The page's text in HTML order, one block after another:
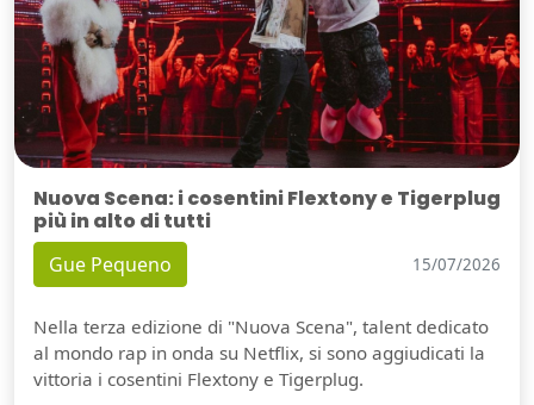
Nuova Scena: i cosentini Flextony e Tigerplug
più in alto di tutti
Gue Pequeno 15/07/2026
Nella terza edizione di "Nuova Scena", talent dedicato
al mondo rap in onda su Netflix, si sono aggiudicati la
vittoria i cosentini Flextony e Tigerplug.